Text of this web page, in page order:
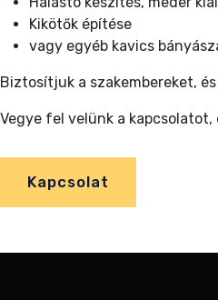
Kikötők építése
vagy egyéb kavics
Biztosítjuk a szakembereket,
Vegye fel velünk a
Kapcsolat